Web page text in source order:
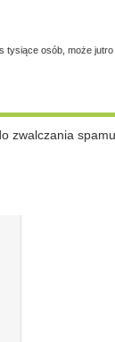
tysiące osób, może
zwalczania spamu